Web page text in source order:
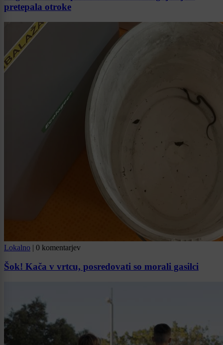
pretepala otroke
Lokalno | 0 komentarjev
Šok! Kača v vrtcu, posredovati so morali gasilci